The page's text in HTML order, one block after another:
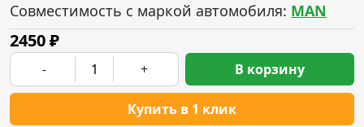
Совместимость с маркой автомобиля: MAN
2450₽
- +
Купить в 1 клик
В корзину